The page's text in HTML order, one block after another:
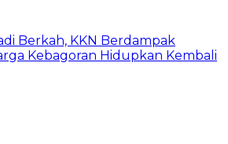
Berkah, KKN Berdampak
Kebagoran Hidupkan Kembali